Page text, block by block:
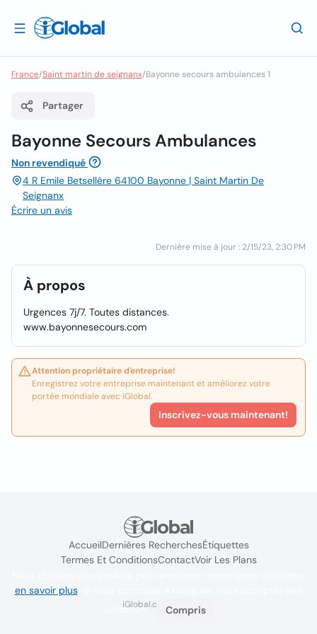
France/Saint martin de seignanx/Bayonne secours ambulances 1
Partager
Bayonne Secours Ambulances
Non revendiqué
4 R Emile Betsellère 64100 Bayonne | Saint Martin De
Seignanx
Écrire un avis
Dernière mise à jour : 2/15/23, 2:30 PM
À propos
Urgences 7j/7. Toutes distances.
www.bayonnesecours.com
Attention propriétaire d'entreprise!
Enregistrez votre entreprise maintenant et améliorez votre
portée mondiale avec iGlobal.
Inscrivez-vous maintenant!
AccueilDernières RecherchesÉtiquettes
Termes Et ConditionsContactVoir Les Plans
iGlobal.co @ 2024
en savoir plus. Si vous continuez à naviguer, vous acceptez leur
utilisation.
Compris